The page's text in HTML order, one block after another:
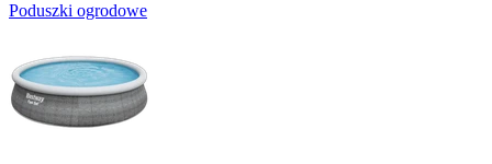
Poduszki ogrodowe